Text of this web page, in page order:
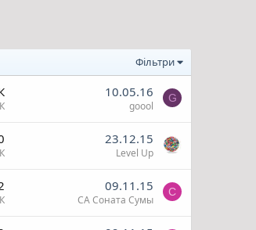
Фільтри
10.05.16
goool
G
23.12.15
Level Up
09.11.15
СА Соната Сумы
С